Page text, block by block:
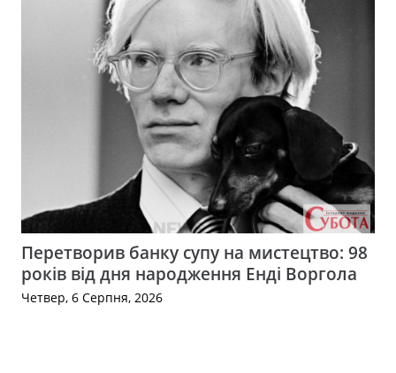
Перетворив банку супу на мистецтво: 98
років від дня народження Енді Воргола
Четвер, 6 Серпня, 2026